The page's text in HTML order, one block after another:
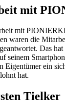
mit
mit
waren die
Das
seinem
Eigentümer ein
hat.
Tielker